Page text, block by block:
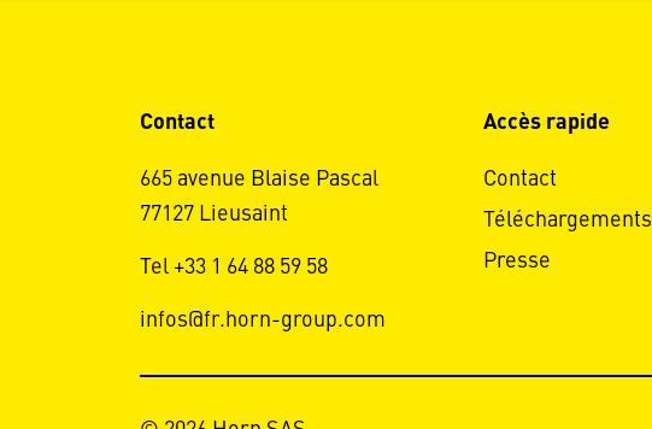
Contact
665 avenue Blaise Pascal
77127 Lieusaint
Tel +33 1 64 88 59 58
infos@fr.horn-group.com
Accès rapide
Contact
Téléchargements
Presse